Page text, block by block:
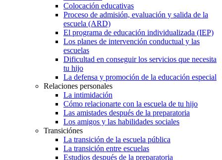
Colocación educativas
Proceso de admisión, evaluación y salida de la
escuela (ARD)
El programa de educación individualizada (IEP)
Los planes de intervención conductual y las
escuelas
Dificultad en conseguir los servicios que necesita
tu hijo
La defensa y promoción de la educación especial
Relaciones personales
La intimidación
Cómo relacionarte con la escuela de tu hijo
Las amistades después de la preparatoria
Los amigos y las habilidades sociales
Transiciónes
La transición de la escuela pública
La transición entre escuelas
Estudios después de la preparatoria